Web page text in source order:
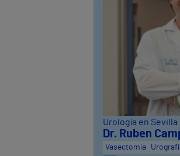
Urología en Sevilla
Dr. Ruben
Vasectomía